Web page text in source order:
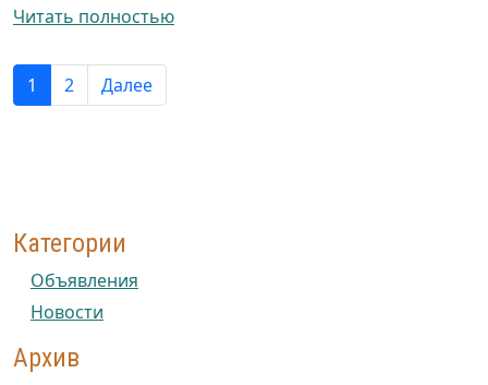
Читать полностью
1 2 Далее
Категории
Объявления
Новости
Архив